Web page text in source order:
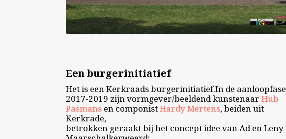
Een burgerinitiatief
Het is een Kerkraads burgerinitiatief.In de aanloopfase
2017-2019 zijn vormgever/beeldend kunstenaarHub
Pasmans en componistHardy Mertens, beiden uit
Kerkrade,
betrokken geraakt bij het concept idee van Ad en Leny